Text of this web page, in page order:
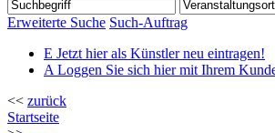
Erweiterte Suche Such-Auftrag
E Jetzt hier als Künstler neu eintragen!
A Loggen Sie sich hier mit Ihrem
<< zurück
Startseite